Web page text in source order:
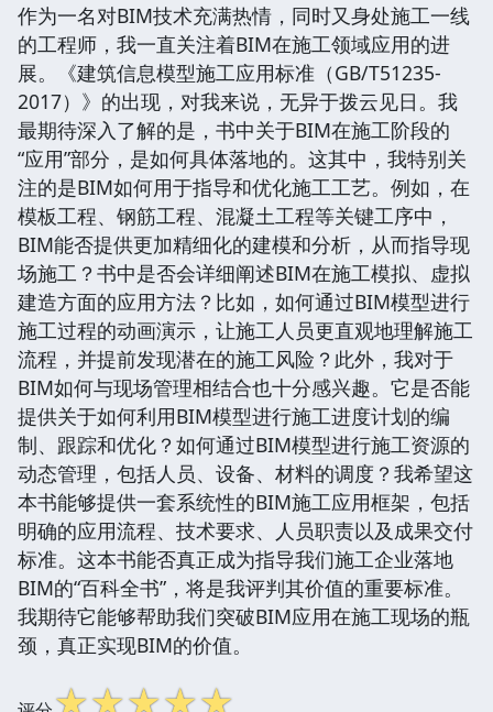
作为一名对BIM技术充满热情，同时又身处施工一线
的工程师，我一直关注着BIM在施工领域应用的进
展。《建筑信息模型施工应用标准（GB/T51235-
2017）》的出现，对我来说，无异于拨云见日。我
最期待深入了解的是，书中关于BIM在施工阶段的
“应用”部分，是如何具体落地的。这其中，我特别关
注的是BIM如何用于指导和优化施工工艺。例如，在
模板工程、钢筋工程、混凝土工程等关键工序中，
BIM能否提供更加精细化的建模和分析，从而指导现
场施工？书中是否会详细阐述BIM在施工模拟、虚拟
建造方面的应用方法？比如，如何通过BIM模型进行
施工过程的动画演示，让施工人员更直观地理解施工
流程，并提前发现潜在的施工风险？此外，我对于
BIM如何与现场管理相结合也十分感兴趣。它是否能
提供关于如何利用BIM模型进行施工进度计划的编
制、跟踪和优化？如何通过BIM模型进行施工资源的
动态管理，包括人员、设备、材料的调度？我希望这
本书能够提供一套系统性的BIM施工应用框架，包括
明确的应用流程、技术要求、人员职责以及成果交付
标准。这本书能否真正成为指导我们施工企业落地
BIM的“百科全书”，将是我评判其价值的重要标准。
我期待它能够帮助我们突破BIM应用在施工现场的瓶
颈，真正实现BIM的价值。